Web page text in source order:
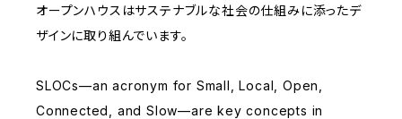
オープンハウスはサステナブルな社会の仕組みに添ったデ
ザインに取り組んでいます。
SLOCs—an acronym for Small, Local, Open,
Connected, and Slow—are key concepts in